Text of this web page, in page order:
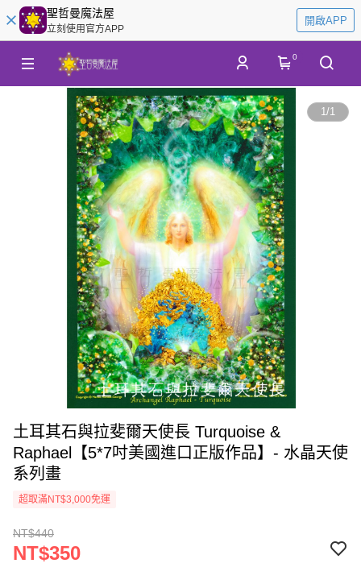
聖哲曼魔法屋
立刻使用官方APP
開啟APP
0
1/1
土耳其石與拉斐爾天使長 Turquoise &
Raphael【5*7吋美國進口正版作品】- 水晶天使
系列畫
超取滿NT$3,000免運
NT$440
NT$350